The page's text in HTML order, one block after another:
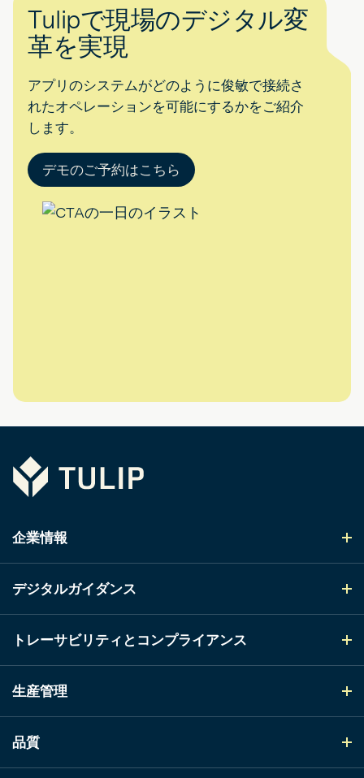
Tulipで現場のデジタル変
革を実現
アプリのシステムがどのように俊敏で接続さ
れたオペレーションを可能にするかをご紹介
します。
デモのご予約はこちら
Tulip
企業情報
デジタルガイダンス
トレーサビリティとコンプライアンス
生産管理
品質